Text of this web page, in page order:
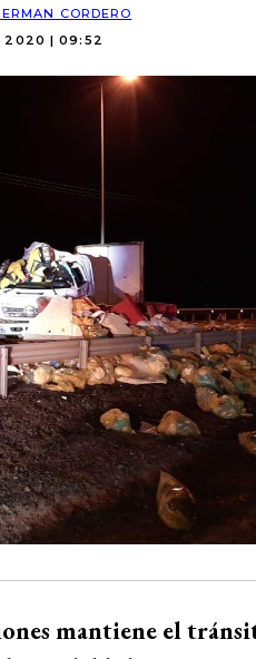
CORDERO
2020 | 09:52
mantiene el